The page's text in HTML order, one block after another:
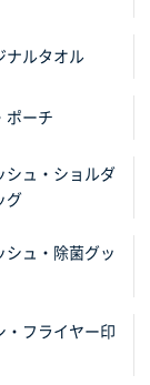
トをいただ
して購入まで
り業者さんを
年注文分も、
寧に対応して
ナルタオル
ポーチ
シュ・ショルダ
グ
シュ・除菌グッ
・フライヤー印